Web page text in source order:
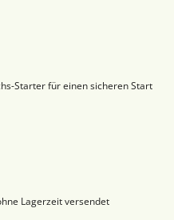
Starter für einen sicheren Start
Lagerzeit versendet